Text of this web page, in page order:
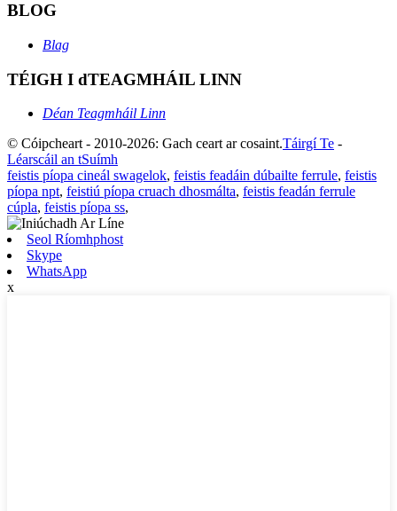
BLOG
Blag
TÉIGH I dTEAGMHÁIL LINN
Déan Teagmháil Linn
© Cóipcheart - 2010-2026: Gach ceart ar cosaint.Táirgí Te -
Léarscáil an tSuímh
feistis píopa cineál swagelok, feistis feadáin dúbailte ferrule, feistis
píopa npt, feistiú píopa cruach dhosmálta, feistis feadán ferrule
cúpla, feistis píopa ss,
Seol Ríomhphost
Skype
WhatsApp
x